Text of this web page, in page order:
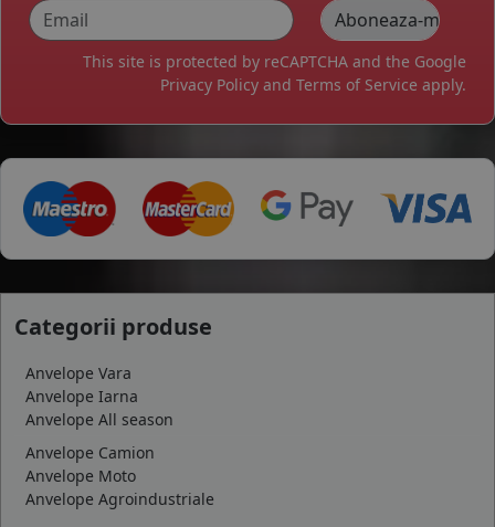
This site is protected by reCAPTCHA and the Google
Privacy Policy and Terms of Service apply.
Categorii produse
Anvelope Vara
Anvelope Iarna
Anvelope All season
Anvelope Camion
Anvelope Moto
Anvelope Agroindustriale